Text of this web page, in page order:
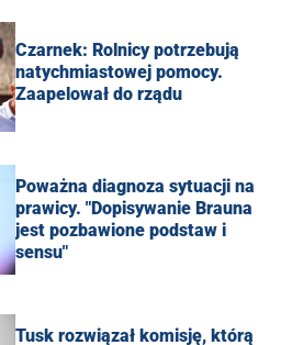
Czarnek: Rolnicy potrzebują
natychmiastowej pomocy.
Zaapelował do rządu
Poważna diagnoza sytuacji na
prawicy. "Dopisywanie Brauna
jest pozbawione podstaw i
sensu"
Tusk rozwiązał komisję, którą